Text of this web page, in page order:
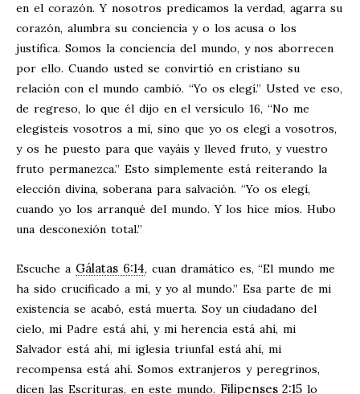
en el corazón. Y nosotros predicamos la verdad, agarra su
corazón, alumbra su conciencia y o los acusa o los
justifica. Somos la conciencia del mundo, y nos aborrecen
por ello. Cuando usted se convirtió en cristiano su
relación con el mundo cambió. “Yo os elegí.” Usted ve eso,
de regreso, lo que él dijo en el versículo 16, “No me
elegisteis vosotros a mí, sino que yo os elegí a vosotros,
y os he puesto para que vayáis y lleved fruto, y vuestro
fruto permanezca.” Esto simplemente está reiterando la
elección divina, soberana para salvación. “Yo os elegí,
cuando yo los arranqué del mundo. Y los hice míos. Hubo
una desconexión total.”
Escuche a Gálatas 6:14, cuan dramático es, “El mundo me
ha sido crucificado a mí, y yo al mundo.” Esa parte de mi
existencia se acabó, está muerta. Soy un ciudadano del
cielo, mi Padre está ahí, y mi herencia está ahí, mi
Salvador está ahí, mi iglesia triunfal está ahí, mi
recompensa está ahí. Somos extranjeros y peregrinos,
dicen las Escrituras, en este mundo. Filipenses 2:15 lo